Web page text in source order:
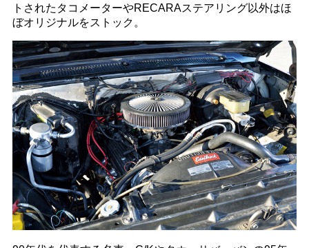
トされたタコメーターやRECARAステアリング以外はほ
ぼオリジナルをストック。